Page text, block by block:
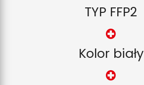
TYP FFP2
Kolor biały